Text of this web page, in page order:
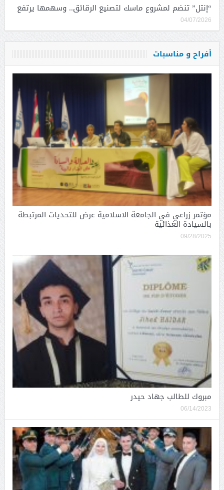
“إنتل” تنضم لمشروع ماسك لتصنيع الرقائق.. وسهمها يرتفع
04/07/2026
أفراح و مناسبات
مؤتمر زراعي في الجامعة الاسلامية عرض للتحديات المرتبطة
بالسيادة الغذائية
09/28/2025
مبروك للطالب جهاد حيدر
06/14/2023